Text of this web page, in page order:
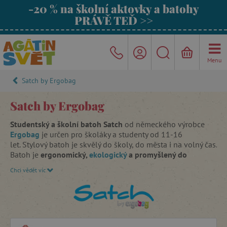
-20 % na školní aktovky a batohy
PRÁVĚ TEĎ >>
Menu
Satch by Ergobag
Satch by Ergobag
Studentský a školní batoh Satch od německého výrobce
Ergobag je určen pro školáky a studenty od 11-16
let. Stylový batoh je skvělý do školy, do města i na volný čas.
Batoh je ergonomický,ekologickýa promyšlený do
koncepci jej lze nastavit tak, aby odpovídal výšce mezi 1,40
Batoh Satch kombinuje inovativní principy trekingových
Chci vědět víc